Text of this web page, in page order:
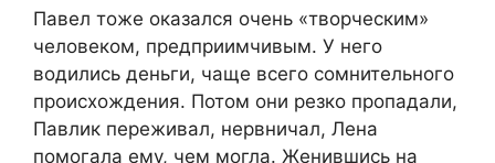
Павел тоже оказался очень «творческим»
человеком, предприимчивым. У него
водились деньги, чаще всего сомнительного
происхождения. Потом они резко пропадали,
Павлик переживал, нервничал, Лена
помогала ему, чем могла. Женившись на